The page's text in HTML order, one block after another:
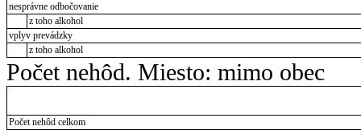
nesprávne odbočovanie
z toho alkohol
vplyv prevádzky
z toho alkohol
Počet nehôd. Miesto: mimo obec
Počet nehôd celkom